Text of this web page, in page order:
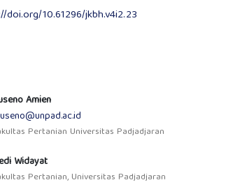
doi.org/10.61296/jkbh.v4i2.23
Amien
Pertanian Universitas Padjadjaran
Widayat
Pertanian, Universitas Padjadjaran